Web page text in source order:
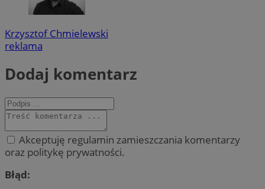
Krzysztof Chmielewski
reklama
Dodaj komentarz
Akceptuję regulamin zamieszczania komentarzy
oraz politykę prywatności.
Błąd: